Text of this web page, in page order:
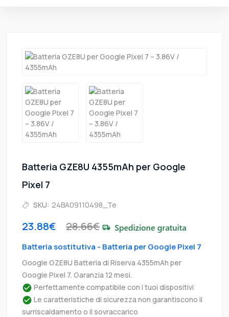
Batteria GZE8U 4355mAh per Google
Pixel 7
SKU: 24BA09110498_Te
23.88€ 28.66€
Batteria sostitutiva - Batteria per Google Pixel 7
Google GZE8U Batteria di Riserva 4355mAh per
Google Pixel 7. Garanzia 12 mesi.
Perfettamente compatibile con i tuoi dispositivi
Le caratteristiche di sicurezza non garantiscono il
surriscaldamento o il sovraccarico